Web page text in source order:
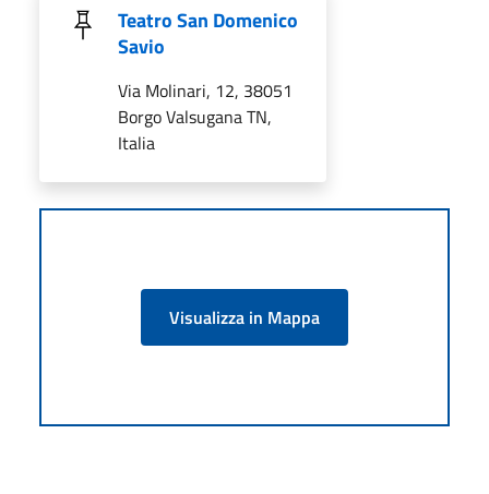
Teatro San Domenico
Savio
Via Molinari, 12, 38051
Borgo Valsugana TN,
Italia
Visualizza in Mappa